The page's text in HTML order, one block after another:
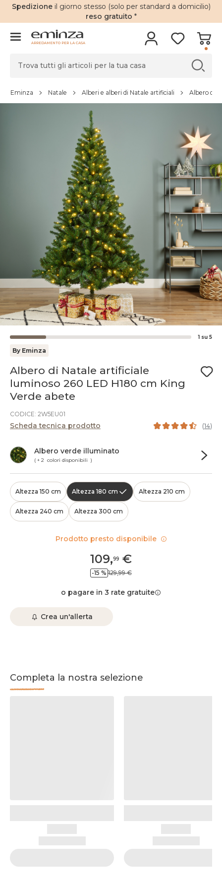
Spedizione il giorno stesso (solo per standard a domicilio)
reso gratuito *
ARREDAMENTO PER LA CASA
Eminza Natale Alberi e alberi di Natale artificiali Albero di
1 su 5
By Eminza
Albero di Natale artificiale
luminoso 260 LED H180 cm King
Verde abete
CODICE: 2W5EU01
Scheda tecnica prodotto (14)
Albero verde illuminato
( + 2 colori disponibili )
Altezza 150 cm Altezza 180 cm Altezza 210 cm
Altezza 240 cm Altezza 300 cm
109,99 €
-15 % 129,99 €
o pagare in 3 rate gratuite
Crea un'allerta
Completa la nostra selezione